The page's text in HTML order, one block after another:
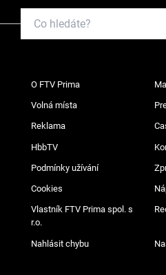
O FTV Prima
Volná místa
Reklama
HbbTV
Podmínky užívání
Cookies
Vlastník FTV Prima spol. s
r.o.
Nahlásit chybu